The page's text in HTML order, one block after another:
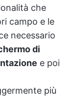
che
campo e le
necessario
di
e poi
più